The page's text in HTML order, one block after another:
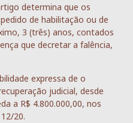
determina que os
de habilitação ou de
3 (três) anos, contados
que decretar a falência,
expressa de o
judicial, desde
a R$ 4.800.000,00, nos
20.